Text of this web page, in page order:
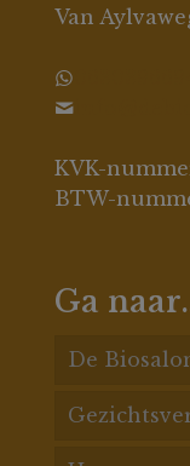
Van
KVK-
BTW-
Ga
De
De